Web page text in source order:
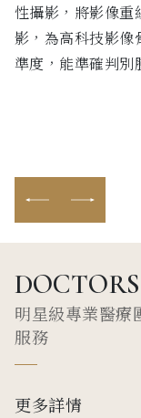
性攝影，將影像
影，為高科技影像
準度，能準確判別
DOCTORS
明星級專業醫療
服務
更多詳情